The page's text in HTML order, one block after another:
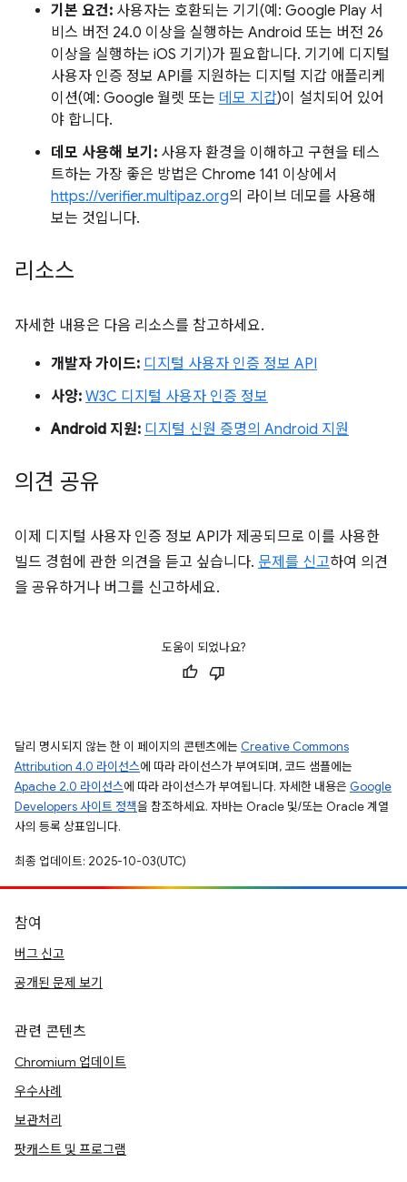
기본 요건: 사용자는 호환되는 기기(예: Google Play 서
비스 버전 24.0 이상을 실행하는 Android 또는 버전 26
이상을 실행하는 iOS 기기)가 필요합니다. 기기에 디지털
사용자 인증 정보 API를 지원하는 디지털 지갑 애플리케
이션(예: Google 월렛 또는 데모 지갑)이 설치되어 있어
야 합니다.
데모 사용해 보기: 사용자 환경을 이해하고 구현을 테스
트하는 가장 좋은 방법은 Chrome 141 이상에서
https://verifier.multipaz.org의 라이브 데모를 사용해
보는 것입니다.
리소스
자세한 내용은 다음 리소스를 참고하세요.
개발자 가이드: 디지털 사용자 인증 정보 API
사양: W3C 디지털 사용자 인증 정보
Android 지원: 디지털 신원 증명의 Android 지원
의견 공유
이제 디지털 사용자 인증 정보 API가 제공되므로 이를 사용한
빌드 경험에 관한 의견을 듣고 싶습니다. 문제를 신고하여 의견
을 공유하거나 버그를 신고하세요.
도움이 되었나요?
달리 명시되지 않는 한 이 페이지의 콘텐츠에는 Creative Commons
Attribution 4.0 라이선스에 따라 라이선스가 부여되며, 코드 샘플에는
Apache 2.0 라이선스에 따라 라이선스가 부여됩니다. 자세한 내용은 Google
Developers 사이트 정책을 참조하세요. 자바는 Oracle 및/또는 Oracle 계열
사의 등록 상표입니다.
최종 업데이트: 2025-10-03(UTC)
참여
버그 신고
공개된 문제 보기
관련 콘텐츠
Chromium 업데이트
우수사례
보관처리
팟캐스트 및 프로그램